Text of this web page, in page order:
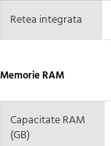
Retea integrata
Memorie RAM
Capacitate RAM
(GB)